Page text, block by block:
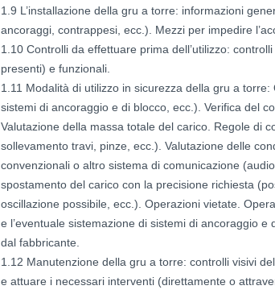
1.9 L’installazione della gru a torre: informazioni
ancoraggi, contrappesi, ecc.). Mezzi per impedire
1.10 Controlli da effettuare prima dell’utilizzo:
presenti) e funzionali.
1.11 Modalità di utilizzo in sicurezza della gru a
sistemi di ancoraggio e di blocco, ecc.). Verifica del
Valutazione della massa totale del carico. Regole di
sollevamento travi, pinze, ecc.). Valutazione delle
convenzionali o altro sistema di comunicazione
spostamento del carico con la precisione richiesta
oscillazione possibile, ecc.). Operazioni vietate.
e l’eventuale sistemazione di sistemi di ancoraggio
dal fabbricante.
1.12 Manutenzione della gru a torre: controlli visivi
e attuare i necessari interventi (direttamente o